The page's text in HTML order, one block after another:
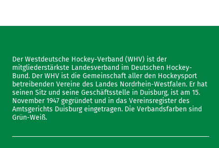
Der Westdeutsche Hockey-Verband (WHV) ist der
mitgliederstärkste Landesverband im Deutschen Hockey-
Bund. Der WHV ist die Gemeinschaft aller den Hockeysport
betreibenden Vereine des Landes Nordrhein-Westfalen. Er hat
seinen Sitz und seine Geschäftsstelle in Duisburg, ist am 15.
November 1947 gegründet und in das Vereinsregister des
Amtsgerichts Duisburg eingetragen. Die Verbandsfarben sind
Grün-Weiß.